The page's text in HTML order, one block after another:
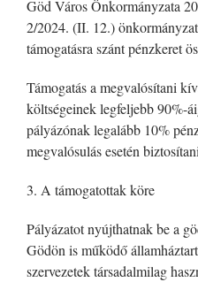
Göd Város Önkormányzata
2/2024. (II. 12.)
támogatásra szánt pénzkeret
Támogatás a megvalósítani
költségeinek legfeljebb 90%-
pályázónak legalább 10%
megvalósulás esetén
3. A támogatottak köre
Pályázatot nyújthatnak be a
Gödön is működő
szervezetek társadalmilag